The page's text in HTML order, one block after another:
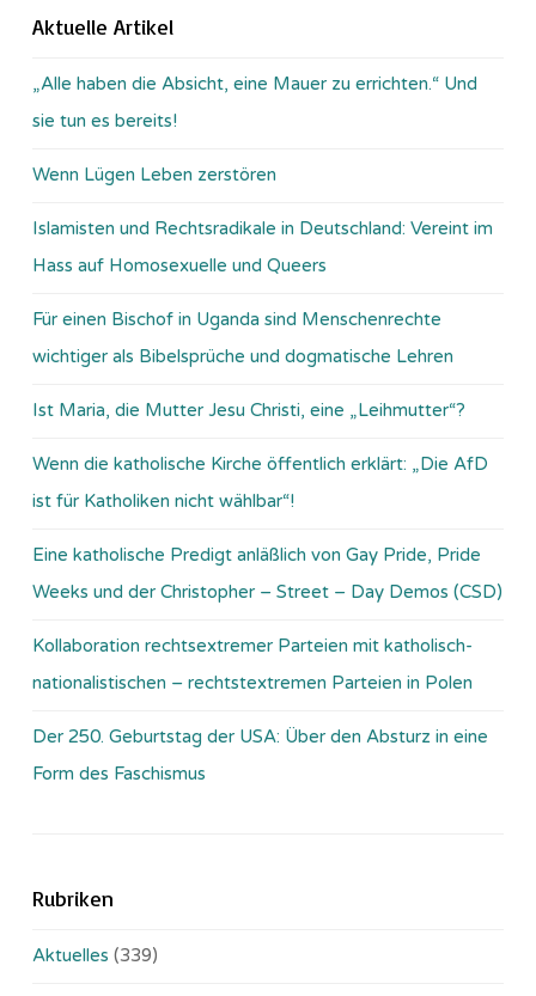
Aktuelle Artikel
„Alle haben die Absicht, eine Mauer zu errichten.“ Und
sie tun es bereits!
Wenn Lügen Leben zerstören
Islamisten und Rechtsradikale in Deutschland: Vereint im
Hass auf Homosexuelle und Queers
Für einen Bischof in Uganda sind Menschenrechte
wichtiger als Bibelsprüche und dogmatische Lehren
Ist Maria, die Mutter Jesu Christi, eine „Leihmutter“?
Wenn die katholische Kirche öffentlich erklärt: „Die AfD
ist für Katholiken nicht wählbar“!
Eine katholische Predigt anläßlich von Gay Pride, Pride
Weeks und der Christopher – Street – Day Demos (CSD)
Kollaboration rechtsextremer Parteien mit katholisch-
nationalistischen – rechtstextremen Parteien in Polen
Der 250. Geburtstag der USA: Über den Absturz in eine
Form des Faschismus
Rubriken
Aktuelles (339)